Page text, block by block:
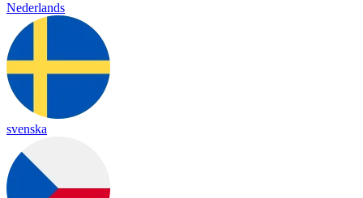
Nederlands
svenska